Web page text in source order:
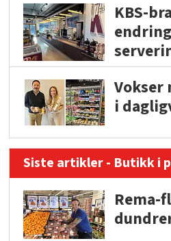
KBS-
Vokser
i
Siste artikler - Butikk i
Rema-